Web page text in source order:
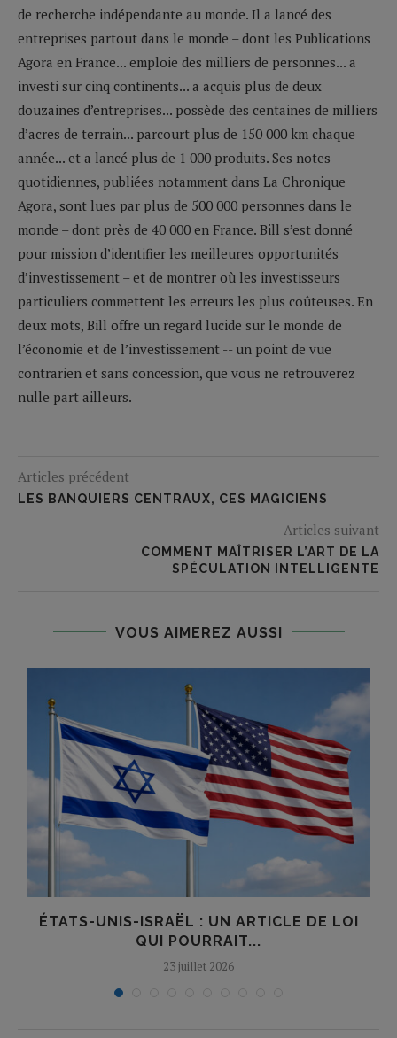
de recherche indépendante au monde. Il a lancé des
entreprises partout dans le monde – dont les Publications
Agora en France... emploie des milliers de personnes... a
investi sur cinq continents... a acquis plus de deux
douzaines d’entreprises... possède des centaines de milliers
d’acres de terrain... parcourt plus de 150 000 km chaque
année... et a lancé plus de 1 000 produits. Ses notes
quotidiennes, publiées notamment dans La Chronique
Agora, sont lues par plus de 500 000 personnes dans le
monde – dont près de 40 000 en France. Bill s’est donné
pour mission d’identifier les meilleures opportunités
d’investissement – et de montrer où les investisseurs
particuliers commettent les erreurs les plus coûteuses. En
deux mots, Bill offre un regard lucide sur le monde de
l’économie et de l’investissement -- un point de vue
contrarien et sans concession, que vous ne retrouverez
nulle part ailleurs.
Articles précédent
LES BANQUIERS CENTRAUX, CES MAGICIENS
Articles suivant
COMMENT MAÎTRISER L’ART DE LA
SPÉCULATION INTELLIGENTE
VOUS AIMEREZ AUSSI
ÉTATS-UNIS-ISRAËL : UN ARTICLE DE LOI
QUI POURRAIT...
23 juillet 2026